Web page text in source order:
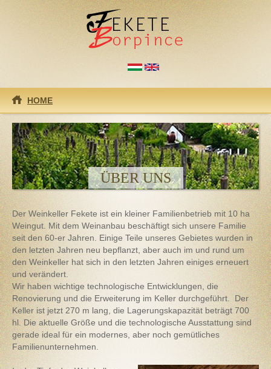
Direkt zum Inhalt
HOME
ÜBER UNS
Der Weinkeller Fekete ist ein kleiner Familienbetrieb mit 10 ha
Weingut. Mit dem Weinanbau beschäftigt sich unsere Familie
seit den 60-er Jahren. Einige Teile unseres Gebietes wurden in
den letzten Jahren neu bepflanzt, aber auch im und rund um
den Weinkeller hat sich in den letzten Jahren einiges erneuert
und verändert.
Wir haben wichtige technologische Entwicklungen, die
Renovierung und die Erweiterung im Keller durchgeführt. Der
Keller ist jetzt 270 m lang, die Lagerungskapazität beträgt 700
hl. Die aktuelle Größe und die technologische Ausstattung sind
gerade ideal für ein modernes, aber noch gemütliches
Familienunternehmen.